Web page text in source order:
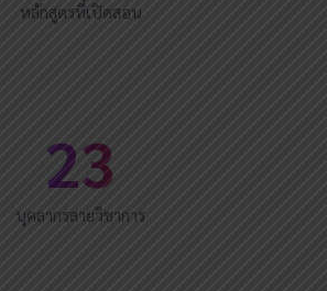
หลักสูตรที่เปิดสอน
23
บุคลากรสายวิชาการ